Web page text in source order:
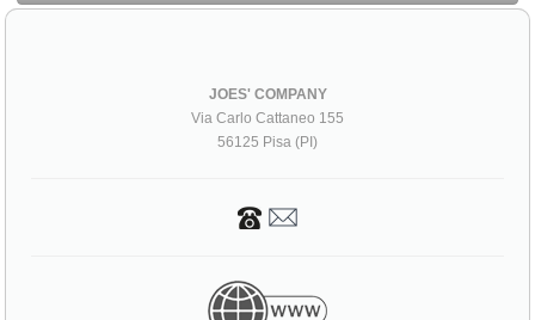
JOES' COMPANY
Via Carlo Cattaneo 155
56125 Pisa (PI)